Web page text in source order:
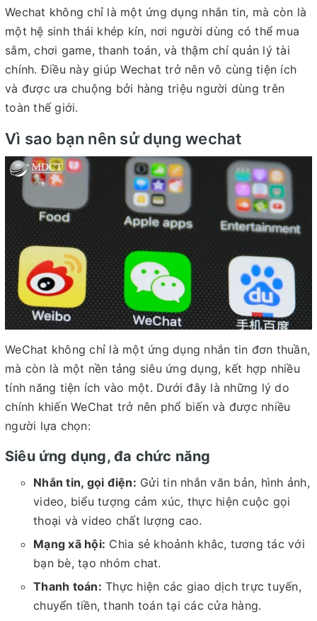
Wechat không chỉ là một ứng dụng nhắn tin, mà còn là
một hệ sinh thái khép kín, nơi người dùng có thể mua
sắm, chơi game, thanh toán, và thậm chí quản lý tài
chính. Điều này giúp Wechat trở nên vô cùng tiện ích
và được ưa chuộng bởi hàng triệu người dùng trên
toàn thế giới.
Vì sao bạn nên sử dụng wechat
WeChat không chỉ là một ứng dụng nhắn tin đơn thuần,
mà còn là một nền tảng siêu ứng dụng, kết hợp nhiều
tính năng tiện ích vào một. Dưới đây là những lý do
chính khiến WeChat trở nên phổ biến và được nhiều
người lựa chọn:
Siêu ứng dụng, đa chức năng
Nhắn tin, gọi điện: Gửi tin nhắn văn bản, hình ảnh,
video, biểu tượng cảm xúc, thực hiện cuộc gọi
thoại và video chất lượng cao.
Mạng xã hội: Chia sẻ khoảnh khắc, tương tác với
bạn bè, tạo nhóm chat.
Thanh toán: Thực hiện các giao dịch trực tuyến,
chuyển tiền, thanh toán tại các cửa hàng.